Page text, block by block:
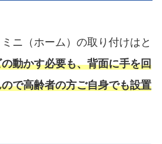
ニ（ホーム）の取り付けはと
動かす必要も、背面に手を回
で高齢者の方ご自身でも設置